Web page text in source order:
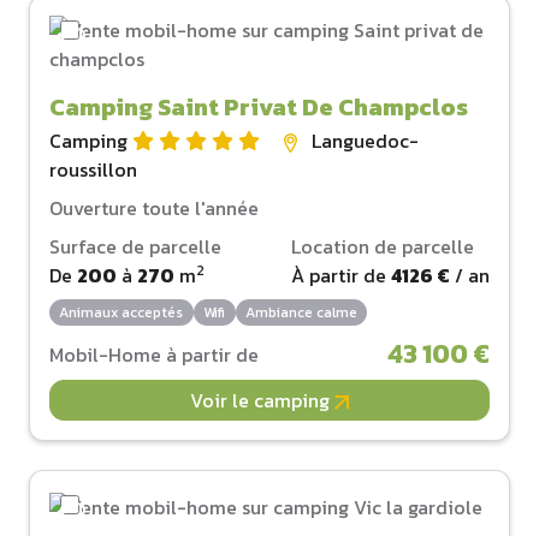
Camping Saint Privat De Champclos
Camping
Languedoc-
roussillon
Ouverture toute l'année
Surface de parcelle
De 200 à 270 m2
Location de parcelle
À partir de 4126 € / an
Animaux acceptés Wifi Ambiance calme
Mobil-Home à partir de 43 100 €
Voir le camping